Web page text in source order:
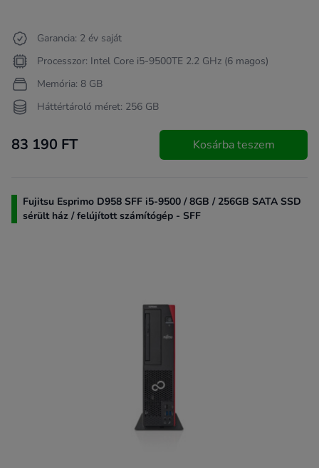
Garancia: 2 év saját
Processzor: Intel Core i5-9500TE 2.2 GHz (6 magos)
Memória: 8 GB
Háttértároló méret: 256 GB
83 190 FT Kosárba teszem
Fujitsu Esprimo D958 SFF i5-9500 / 8GB / 256GB SATA SSD
sérült ház / felújított számítógép - SFF